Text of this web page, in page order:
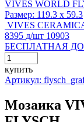
VIVES WORLD
Размер: 119.3 x 59.3
VIVES
8395 д/шт 10903
БЕСПЛАТНАЯ
купить
Артикул:
Мозаика